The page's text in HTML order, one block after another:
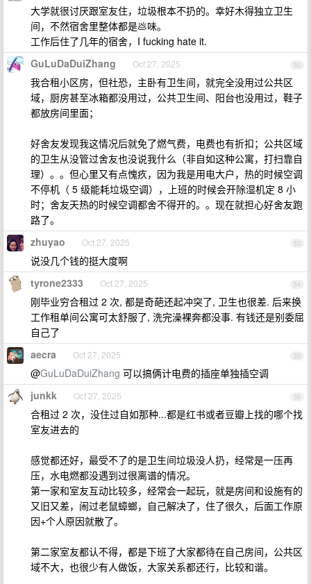
大学就很讨厌跟室友住，垃圾根本不扔的。幸好木得独立卫生
间，不然宿舍里整体都是💩味。
工作后住了几年的宿舍，I fucking hate it.
52
GuLuDaDuiZhang Oct 27, 2025
我合租小区房，但社恐，主卧有卫生间，就完全没用过公共区
域，厨房甚至冰箱都没用过，公共卫生间、阳台也没用过，鞋子
都放房间里面；
好舍友发现我这情况后就免了燃气费，电费也有折扣；公共区域
的卫生从没管过舍友也没说我什么（非自如这种公寓，打扫靠自
理）。。但心里又有点愧疚，因为我是用电大户，热的时候空调
不停机（ 5 级能耗垃圾空调），上班的时候会开除湿机定 8 小
时；舍友天热的时候空调都舍不得开的。。现在就担心好舍友跑
路了。
53
zhuyao Oct 27, 2025
说没几个钱的挺大度啊
54
tyrone2333 Oct 27, 2025
刚毕业穷合租过 2 次, 都是奇葩还起冲突了, 卫生也很差. 后来换
工作租单间公寓可太舒服了, 洗完澡裸奔都没事. 有钱还是别委屈
自己了
55
aecra Oct 27, 2025
@GuLuDaDuiZhang 可以搞俩计电费的插座单独插空调
56
junkk Oct 27, 2025
合租过 2 次，没住过自如那种...都是红书或者豆瓣上找的哪个找
室友进去的
感觉都还好，最受不了的是卫生间垃圾没人扔，经常是一压再
压，水电燃都没遇到过很离谱的情况。
第一家和室友互动比较多，经常会一起玩，就是房间和设施有的
又旧又差，闹过老鼠蟑螂，自己解决了，住了很久，后面工作原
因+个人原因就散了。
第二家室友都认不得，都是下班了大家都待在自己房间，公共区
域不大，也很少有人做饭，大家关系都还行，比较和谐。